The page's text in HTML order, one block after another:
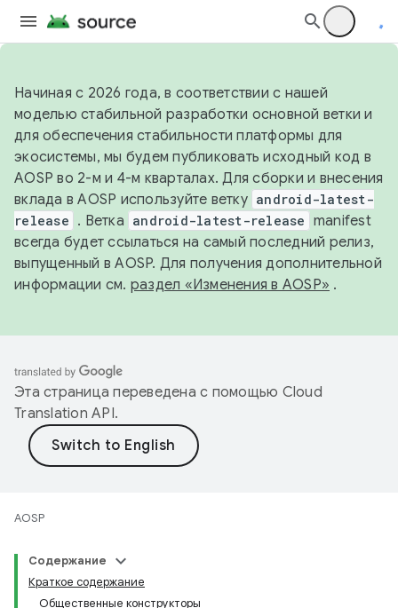
Начиная с 2026 года, в соответствии с нашей
моделью стабильной разработки основной ветки и
для обеспечения стабильности платформы для
экосистемы, мы будем публиковать исходный код в
AOSP во 2-м и 4-м кварталах. Для сборки и внесения
вклада в AOSP используйте ветку android-latest-
release . Ветка android-latest-release manifest
всегда будет ссылаться на самый последний релиз,
выпущенный в AOSP. Для получения дополнительной
информации см. раздел «Изменения в AOSP» .
Эта страница переведена с помощью Cloud
Translation API.
AOSP
Содержание
Краткое содержание
Общественные конструкторы